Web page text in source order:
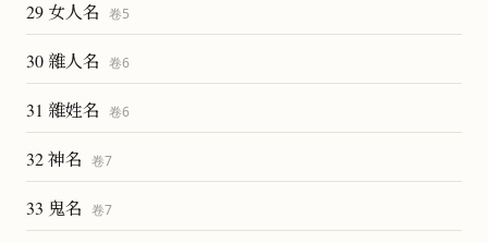
29 女人名 卷5
30 雜人名 卷6
31 雜姓名 卷6
32 神名 卷7
33 鬼名 卷7